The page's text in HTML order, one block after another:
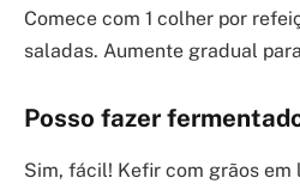
Comece com 1 colher por
saladas. Aumente gradual
Posso fazer
Sim, fácil! Kefir com grãos em